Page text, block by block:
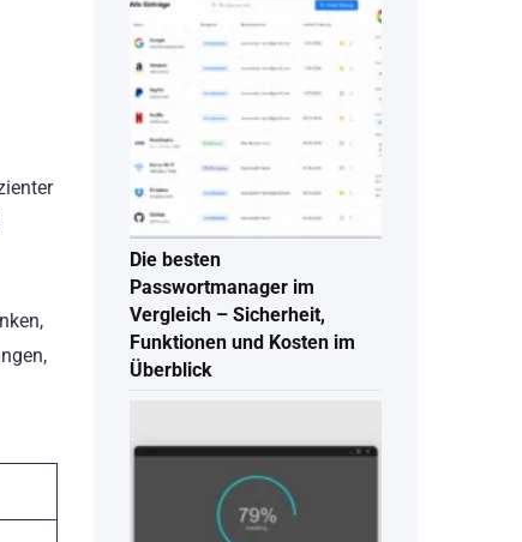
Die besten
Passwortmanager im
Vergleich – Sicherheit,
Funktionen und Kosten im
Überblick